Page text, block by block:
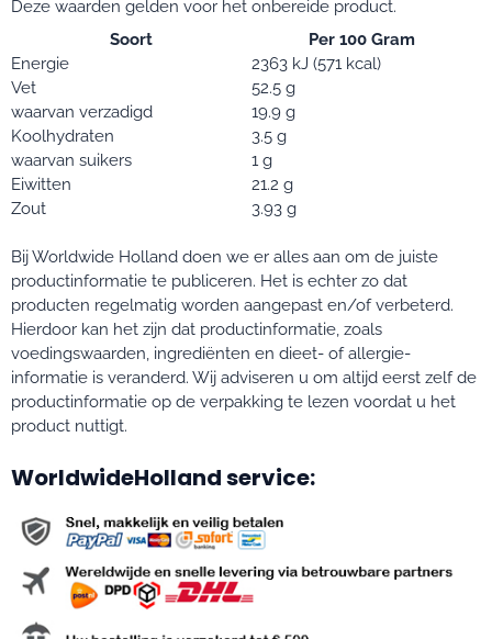
Deze waarden gelden voor het onbereide product.
Soort
Per 100 Gram
Energie
2363 kJ (571 kcal)
Vet
52.5 g
waarvan verzadigd
19.9 g
Koolhydraten
3.5 g
waarvan suikers
1 g
Eiwitten
21.2 g
Zout
3.93 g
Bij Worldwide Holland doen we er alles aan om de juiste
productinformatie te publiceren. Het is echter zo dat
producten regelmatig worden aangepast en/of verbeterd.
Hierdoor kan het zijn dat productinformatie, zoals
voedingswaarden, ingrediënten en dieet- of allergie-
informatie is veranderd. Wij adviseren u om altijd eerst zelf de
productinformatie op de verpakking te lezen voordat u het
product nuttigt.
WorldwideHolland service: